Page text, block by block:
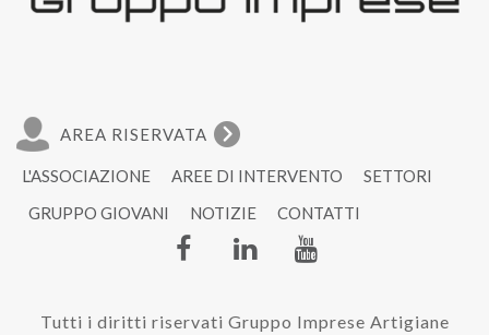
AREA RISERVATA
L'ASSOCIAZIONE AREE DI INTERVENTO
SETTORI
GRUPPO GIOVANI
NOTIZIE CONTATTI
Tutti i diritti riservati Gruppo Imprese Artigiane